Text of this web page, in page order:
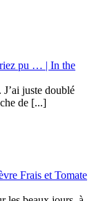
pu … | In the
juste doublé
de [...]
Frais et Tomate